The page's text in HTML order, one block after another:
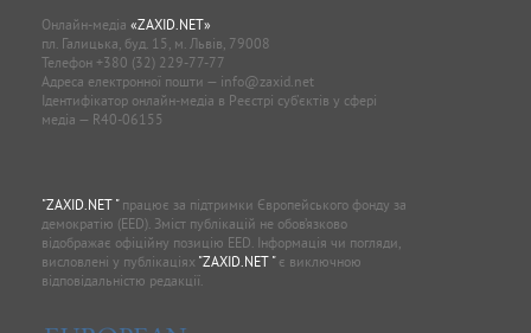
Онлайн-медіа «ZAXID.NET»
пл. Галицька, буд. 15, м. Львів, 79008
Телефон +380 (32) 229-77-77
Адреса електронної пошти — info@zaxid.net
Ідентифікатор онлайн-медіа в Реєстрі суб'єктів у сфері
медіа — R40-06155
"ZAXID.NET "працює за підтримки Європейського фонду за
демократію (EED). Зміст публікацій не обов’язково
відображає офіційну позицію EED. Інформація чи погляди,
висловлені у публікаціях "ZAXID.NET "є виключною
відповідальністю редакції.